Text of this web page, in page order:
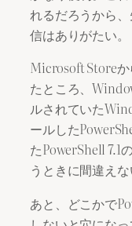
れるだろうから
信はありがたい。
Microsoft Storeか
たところ、
ルされていた
ールした
たPowerShell 7.1
うときに間違え
あと、どこかで